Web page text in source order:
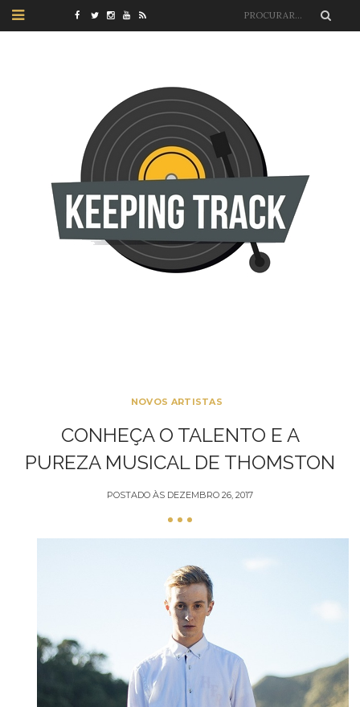
NOVOS ARTISTAS
CONHEÇA O TALENTO E A
PUREZA MUSICAL DE THOMSTON
POSTADO ÀS DEZEMBRO 26, 2017